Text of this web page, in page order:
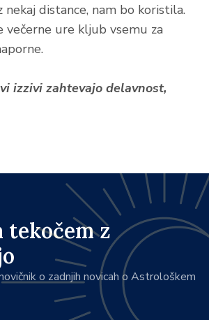
nekaj distance, nam bo koristila.
večerne ure kljub vsemu za
izzivi zahtevajo delavnost,
tekočem z
o zadnjih novicah o Astrološkem